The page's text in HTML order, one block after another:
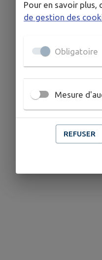
Pour en savoir plus,
de gestion des
Obligatoire
Mesure
REFUSER